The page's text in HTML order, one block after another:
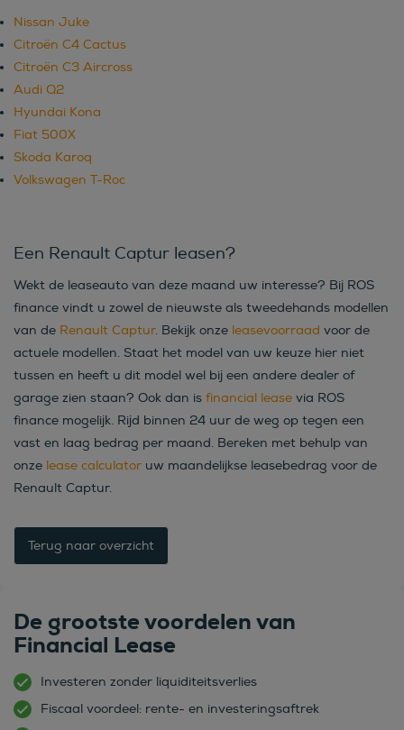
Nissan Juke
Citroën C4 Cactus
Citroën C3 Aircross
Audi Q2
Hyundai Kona
Fiat 500X
Skoda Karoq
Volkswagen T-Roc
Een Renault Captur leasen?
Wekt de leaseauto van deze maand uw interesse? Bij ROS
finance vindt u zowel de nieuwste als tweedehands modellen
van de Renault Captur. Bekijk onze leasevoorraad voor de
actuele modellen. Staat het model van uw keuze hier niet
tussen en heeft u dit model wel bij een andere dealer of
garage zien staan? Ook dan is financial lease via ROS
finance mogelijk. Rijd binnen 24 uur de weg op tegen een
vast en laag bedrag per maand. Bereken met behulp van
onze lease calculator uw maandelijkse leasebedrag voor de
Renault Captur.
Terug naar overzicht
De grootste voordelen van
Financial Lease
Investeren zonder liquiditeitsverlies
Fiscaal voordeel: rente- en investeringsaftrek